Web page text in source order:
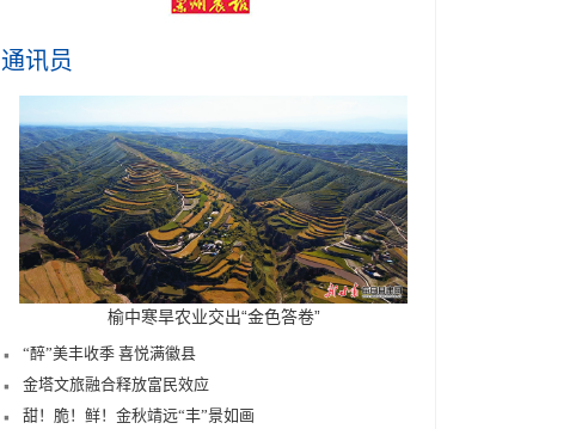
通讯员
榆中寒旱农业交出“金色答卷”
“醉”美丰收季 喜悦满徽县
金塔文旅融合释放富民效应
甜！脆！鲜！金秋靖远“丰”景如画